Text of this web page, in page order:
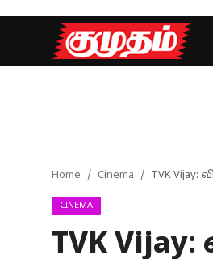
GamesHome Cinema TVK
CINEMA
TVK